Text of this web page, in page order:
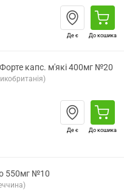
Де є До кошика
капс. м'які 400мг №20
Де є До кошика
550мг №10